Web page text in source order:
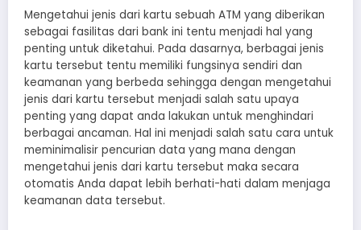
Mengetahui jenis dari kartu sebuah ATM yang diberikan
sebagai fasilitas dari bank ini tentu menjadi hal yang
penting untuk diketahui. Pada dasarnya, berbagai jenis
kartu tersebut tentu memiliki fungsinya sendiri dan
keamanan yang berbeda sehingga dengan mengetahui
jenis dari kartu tersebut menjadi salah satu upaya
penting yang dapat anda lakukan untuk menghindari
berbagai ancaman. Hal ini menjadi salah satu cara untuk
meminimalisir pencurian data yang mana dengan
mengetahui jenis dari kartu tersebut maka secara
otomatis Anda dapat lebih berhati-hati dalam menjaga
keamanan data tersebut.